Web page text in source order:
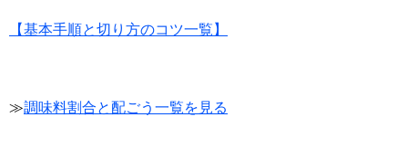
【基本手順と切り方のコツ一覧】
≫調味料割合と配ごう一覧を見る